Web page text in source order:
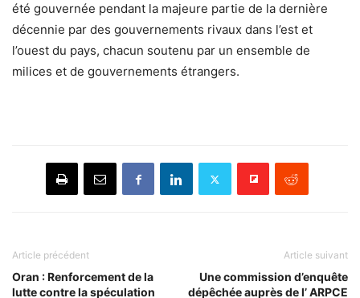
été gouvernée pendant la majeure partie de la dernière
décennie par des gouvernements rivaux dans l’est et
l’ouest du pays, chacun soutenu par un ensemble de
milices et de gouvernements étrangers.
Article précédent
Oran : Renforcement de la
lutte contre la spéculation
Article suivant
Une commission d’enquête
dépêchée auprès de l’ ARPCE